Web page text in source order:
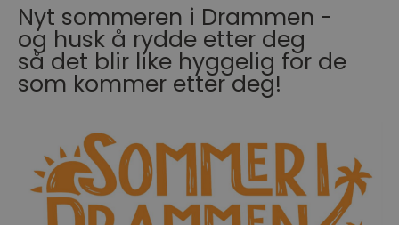
Nyt sommeren i Drammen -
og husk å rydde etter deg
så det blir like hyggelig for de
som kommer etter deg!